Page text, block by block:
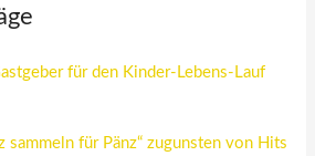
für den Kinder-Lebens-Lauf
sammeln für Pänz“ zugunsten von Hits